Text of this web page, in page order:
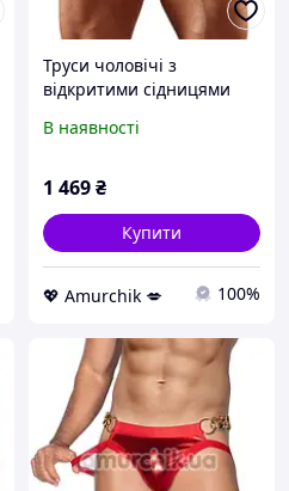
Труси чоловічі з
відкритими сідницями
Jock 2120216, чорно-
В наявності
1 469₴
Купити
💖 Amurchik 💋 100%